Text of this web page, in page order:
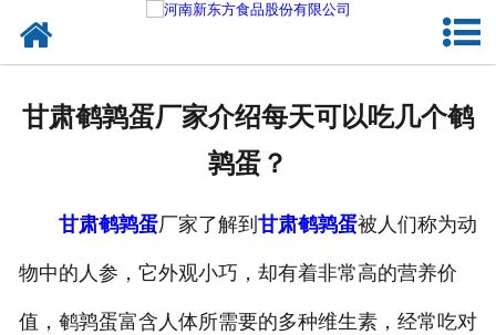
加入新东方
甘肃鹌鹑蛋厂家介绍每天可以吃几个鹌
鹑蛋？
甘肃鹌鹑蛋厂家了解到 甘肃鹌鹑蛋被人们称为动
物中的人参，它外观小巧，却有着非常高的营养价
值，鹌鹑蛋富含人体所需要的多种维生素，经常吃对